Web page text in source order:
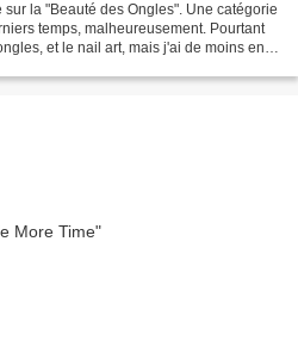
la "Beauté des Ongles". Une catégorie
temps, malheureusement. Pourtant
et le nail art, mais j'ai de moins en